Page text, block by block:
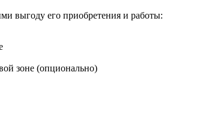
выгоду его приобретения и работы:
зоне (опционально)